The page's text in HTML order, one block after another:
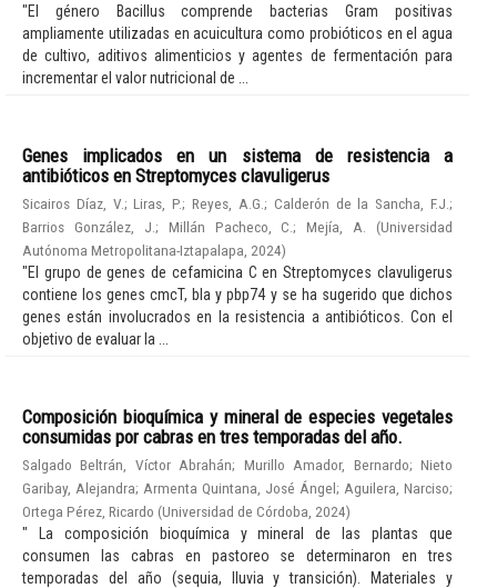
"El género Bacillus comprende bacterias Gram positivas
ampliamente utilizadas en acuicultura como probióticos en el agua
de cultivo, aditivos alimenticios y agentes de fermentación para
incrementar el valor nutricional de ...
Genes implicados en un sistema de resistencia a
antibióticos en Streptomyces clavuligerus
Sicairos Díaz, V.;Liras, P.;Reyes, A.G. ; Calderón de la Sancha, F.J.;
Barrios González, J. ; Millán Pacheco, C.;Mejía, A. (Universidad
Autónoma Metropolitana-Iztapalapa 2024)
"El grupo de genes de cefamicina C en Streptomyces clavuligerus
contiene los genes cmcT, bla y pbp74 y se ha sugerido que dichos
genes están involucrados en la resistencia a antibióticos. Con el
objetivo de evaluar la ...
Composición bioquímica y mineral de especies vegetales
consumidas por cabras en tres temporadas del año.
Salgado Beltrán, Víctor Abrahán; Murillo Amador, Bernardo;Nieto
Garibay, Alejandra; Armenta Quintana, José Ángel; Aguilera, Narciso;
Ortega Pérez, Ricardo (Universidad de Córdoba 2024)
" La composición bioquímica y mineral de las plantas que
consumen las cabras en pastoreo se determinaron en tres
temporadas del año (sequia, lluvia y transición). Materiales y